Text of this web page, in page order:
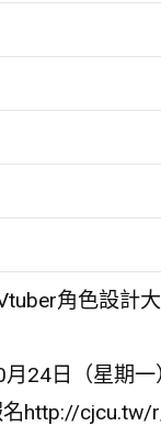
角色設計
24日（星期一
http://cjcu.tw/